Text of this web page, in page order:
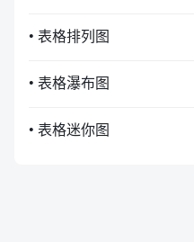
• 表格排列图
• 表格瀑布图
• 表格迷你图